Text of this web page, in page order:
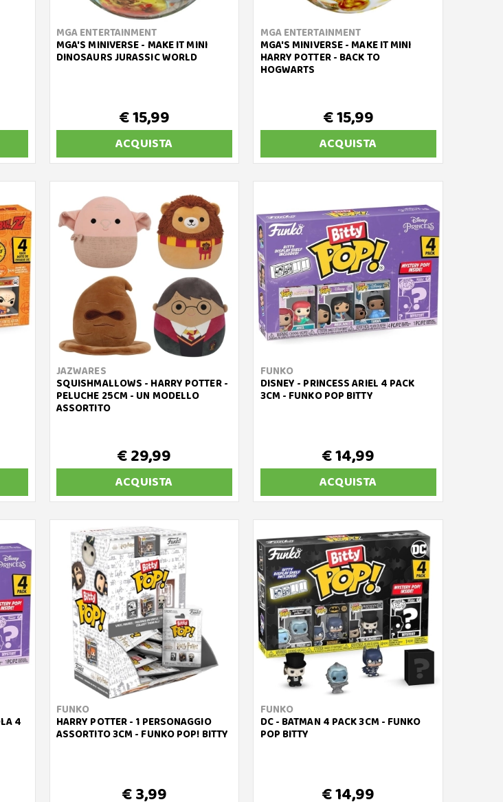
MGA ENTERTAINMENT
MGA'S MINIVERSE - MAKE IT MINI
DINOSAURS JURASSIC WORLD
€ 15,99
ACQUISTA
MGA ENTERTAINMENT
MGA'S MINIVERSE - MAKE IT MINI
HARRY POTTER - BACK TO
HOGWARTS
€ 15,99
ACQUISTA
JAZWARES
SQUISHMALLOWS - HARRY POTTER -
PELUCHE 25CM - UN MODELLO
ASSORTITO
€ 29,99
ACQUISTA
FUNKO
DISNEY - PRINCESS ARIEL 4 PACK
3CM - FUNKO POP BITTY
€ 14,99
ACQUISTA
4
FUNKO
HARRY POTTER - 1 PERSONAGGIO
ASSORTITO 3CM - FUNKO POP! BITTY
€ 3,99
FUNKO
DC - BATMAN 4 PACK 3CM - FUNKO
POP BITTY
€ 14,99